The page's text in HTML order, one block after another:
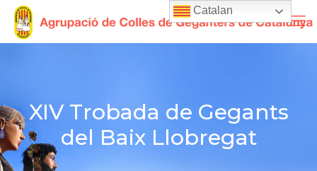
XIV Trobada de Gegants
del Baix Llobregat
Catalan